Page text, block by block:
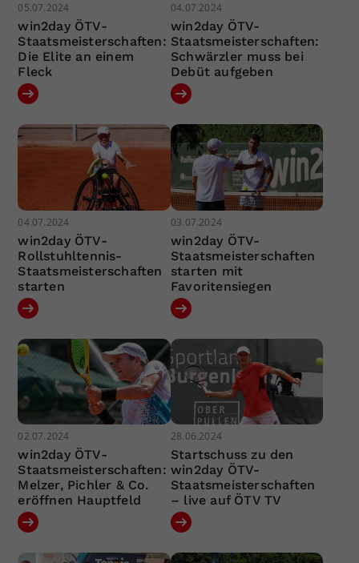
05.07.2024
win2day ÖTV-
Staatsmeisterschaften:
Die Elite an einem
Fleck
04.07.2024
win2day ÖTV-
Staatsmeisterschaften:
Schwärzler muss bei
Debüt aufgeben
04.07.2024
win2day ÖTV-
Rollstuhltennis-
Staatsmeisterschaften
starten
03.07.2024
win2day ÖTV-
Staatsmeisterschaften
starten mit
Favoritensiegen
02.07.2024
win2day ÖTV-
Staatsmeisterschaften:
Melzer, Pichler & Co.
eröffnen Hauptfeld
28.06.2024
Startschuss zu den
win2day ÖTV-
Staatsmeisterschaften
– live auf ÖTV TV